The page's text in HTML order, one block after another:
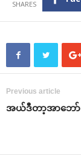
Previous article
အယ်ဒီတာ့အာ‌ဘော်